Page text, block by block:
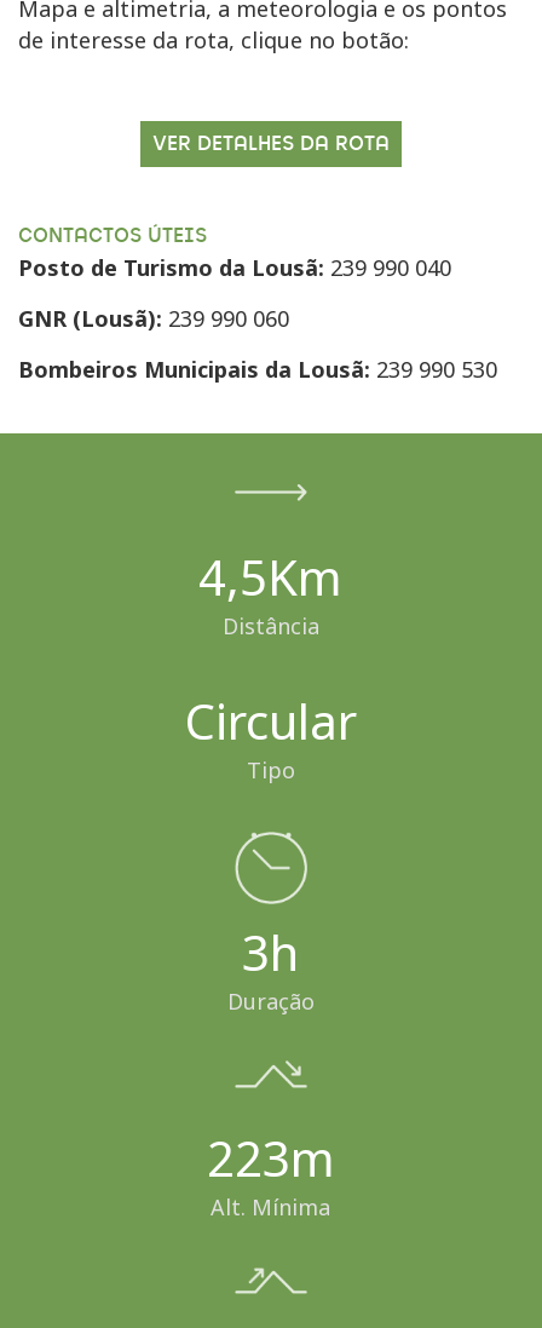
Mapa e altimetria, a meteorologia e os pontos
de interesse da rota, clique no botão:
VER DETALHES DA ROTA
CONTACTOS ÚTEIS
Posto de Turismo da Lousã: 239 990 040
GNR (Lousã): 239 990 060
Bombeiros Municipais da Lousã: 239 990 530
4,5Km
Distância
Circular
Tipo
3h
Duração
223m
Alt. Mínima